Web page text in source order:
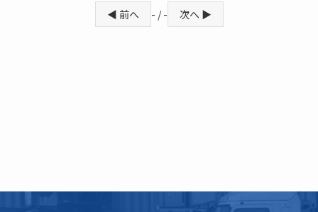
◀ 前へ - / - 次へ ▶